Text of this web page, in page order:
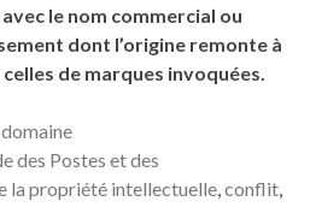
le nom commercial ou
dont l’origine remonte à
de marques invoquées.
des Postes et des
la propriété intellectuelle,conflit,